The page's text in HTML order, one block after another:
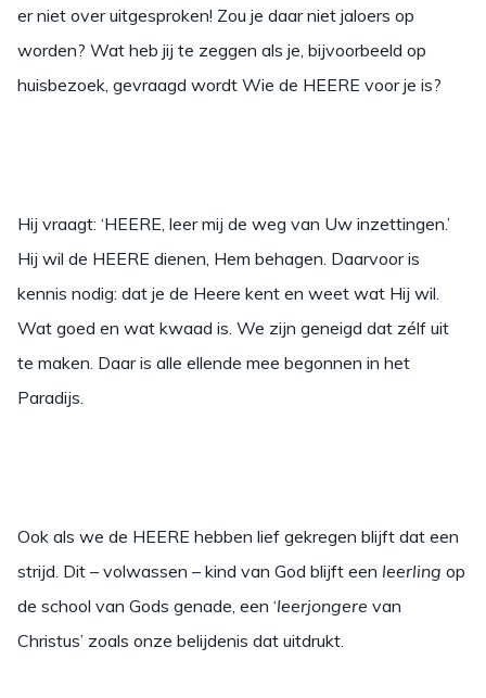
er niet over uitgesproken! Zou je daar niet jaloers op
worden? Wat heb jij te zeggen als je, bijvoorbeeld op
huisbezoek, gevraagd wordt Wie de HEERE voor je is?
Hij vraagt: ‘HEERE, leer mij de weg van Uw inzettingen.’
Hij wil de HEERE dienen, Hem behagen. Daarvoor is
kennis nodig: dat je de Heere kent en weet wat Hij wil.
Wat goed en wat kwaad is. We zijn geneigd dat zélf uit
te maken. Daar is alle ellende mee begonnen in het
Paradijs.
Ook als we de HEERE hebben lief gekregen blijft dat een
strijd. Dit – volwassen – kind van God blijft een leerling op
de school van Gods genade, een ‘leerjongere van
Christus’ zoals onze belijdenis dat uitdrukt.